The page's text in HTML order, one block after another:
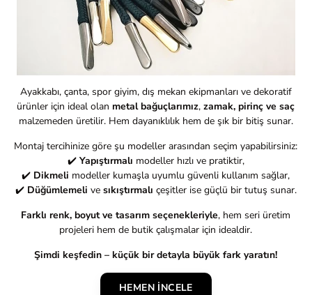
Ayakkabı, çanta, spor giyim, dış mekan ekipmanları ve dekoratif
ürünler için ideal olan metal bağuçlarımız,zamak, pirinç ve saç
malzemeden üretilir. Hem dayanıklılık hem de şık bir bitiş sunar.
Montaj tercihinize göre şu modeller arasından seçim yapabilirsiniz:
✔️ Yapıştırmalı modeller hızlı ve pratiktir,
✔️ Dikmeli modeller kumaşla uyumlu güvenli kullanım sağlar,
✔️ Düğümlemeli ve sıkıştırmalı çeşitler ise güçlü bir tutuş sunar.
Farklı renk, boyut ve tasarım seçenekleriyle, hem seri üretim
projeleri hem de butik çalışmalar için idealdir.
Şimdi keşfedin – küçük bir detayla büyük fark yaratın!
HEMEN İNCELE